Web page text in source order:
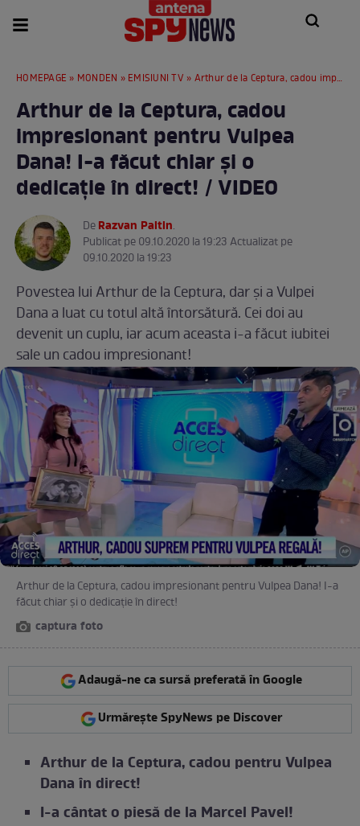
HOMEPAGE » MONDEN » EMISIUNI TV » Arthur de la Ceptura, cadou impresionant pentru Vulpea Dana! I-a făcut chiar și o dedicație în direct! / VIDEO
Arthur de la Ceptura, cadou
impresionant pentru Vulpea
Dana! I-a făcut chiar și o
dedicație în direct! / VIDEO
DeRazvan Paltin.
Publicat pe 09.10.2020 la 19:23 Actualizat pe
09.10.2020 la 19:23
Povestea lui Arthur de la Ceptura, dar și a Vulpei
Dana a luat cu totul altă întorsătură. Cei doi au
devenit un cuplu, iar acum aceasta i-a făcut iubitei
sale un cadou impresionant!
Arthur de la Ceptura, cadou impresionant pentru Vulpea Dana! I-a
făcut chiar și o dedicație în direct!
captura foto
Adaugă-ne ca sursă preferată în Google
Urmărește SpyNews pe Discover
Arthur de la Ceptura, cadou pentru Vulpea
Dana în direct!
I-a cântat o piesă de la Marcel Pavel!